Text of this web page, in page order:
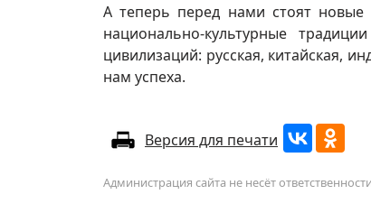
А теперь перед нами стоят
национально-культурные
цивилизаций: русская, китайская,
нам успеха.
Версия для печати
Администрация сайта не несёт